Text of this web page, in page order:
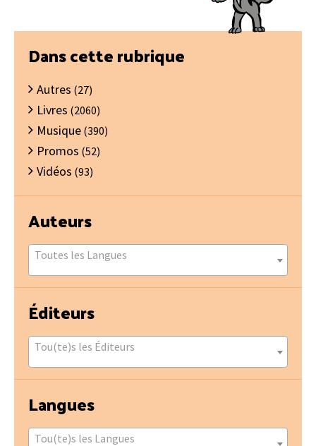
Barre
latérale
principale
Dans cette rubrique
Autres (27)
Livres (2060)
Musique (390)
Promos (52)
Vidéos (93)
Auteurs
Toutes les Langues
Éditeurs
Tou(te)s les Éditeurs
Langues
Tou(te)s les Langues